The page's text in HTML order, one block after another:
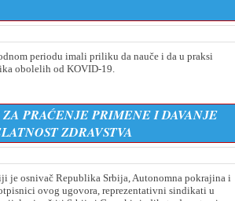
periodu imali priliku da nauče i da u praksi
obolelih od KOVID-19.
PRAĆENЈE PRIMENE I DAVANЈE
ZDRAVSTVA
je osnivač Republika Srbija, Autonomna pokrajina i
ovog ugovora, reprezentativni sindikati u